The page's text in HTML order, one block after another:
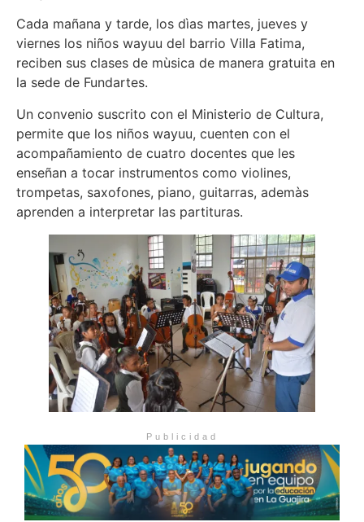
Cada mañana y tarde, los dìas martes, jueves y
viernes los niños wayuu del barrio Villa Fatima,
reciben sus clases de mùsica de manera gratuita en
la sede de Fundartes.
Un convenio suscrito con el Ministerio de Cultura,
permite que los niños wayuu, cuenten con el
acompañamiento de cuatro docentes que les
enseñan a tocar instrumentos como violines,
trompetas, saxofones, piano, guitarras, ademàs
aprenden a interpretar las partituras.
Publicidad